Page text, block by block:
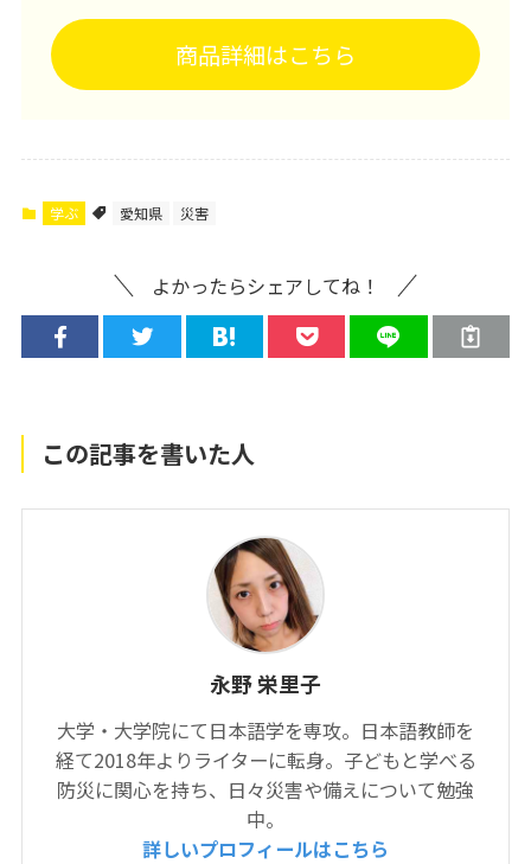
商品詳細はこちら
学ぶ 愛知県 災害
よかったらシェアしてね！
この記事を書いた人
永野 栄里子
大学・大学院にて日本語学を専攻。日本語教師を
経て2018年よりライターに転身。子どもと学べる
防災に関心を持ち、日々災害や備えについて勉強
中。
詳しいプロフィールはこちら